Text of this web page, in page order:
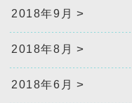
2018年9月
2018年8月
2018年6月